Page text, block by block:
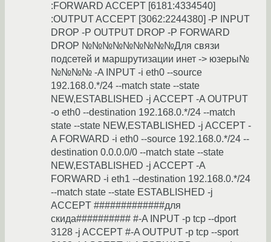
:FORWARD ACCEPT [6181:4334540]
:OUTPUT ACCEPT [3062:2244380] -P INPUT
DROP -P OUTPUT DROP -P FORWARD
DROP №№№№№№№№№Для связи
подсетей и маршрутизации инет -> юзеры№
№№№№ -A INPUT -i eth0 --source
192.168.0.*/24 --match state --state
NEW,ESTABLISHED -j ACCEPT -A OUTPUT
-o eth0 --destination 192.168.0.*/24 --match
state --state NEW,ESTABLISHED -j ACCEPT -
A FORWARD -i eth0 --source 192.168.0.*/24 --
destination 0.0.0.0/0 --match state --state
NEW,ESTABLISHED -j ACCEPT -A
FORWARD -i eth1 --destination 192.168.0.*/24
--match state --state ESTABLISHED -j
ACCEPT #############для
скида########## #-A INPUT -p tcp --dport
3128 -j ACCEPT #-A OUTPUT -p tcp --sport